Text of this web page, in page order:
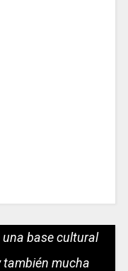
base cultural
mucha